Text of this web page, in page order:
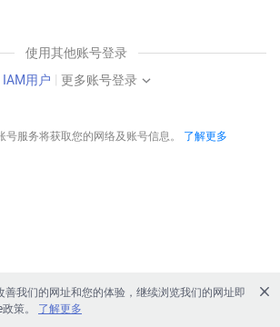
使用其他账号登录
IAM用户 | 更多账号登录
服务将获取您的网络及账号信息。 了解更多
善我们的网址和您的体验，继续浏览我们的网址即
策。
了解更多